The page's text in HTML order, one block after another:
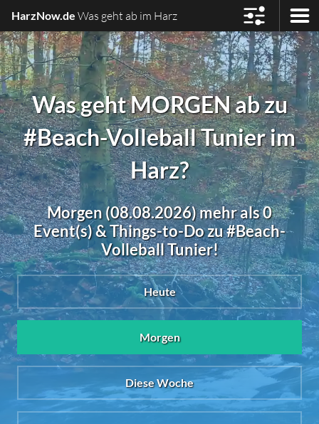
HarzNow.de Was geht ab im Harz
Was geht MORGEN ab zu
#Beach-Volleball Tunier im
Harz?
Morgen (08.08.2026) mehr als 0
Event(s) & Things-to-Do zu #Beach-
Volleball Tunier!
Heute
Morgen
Diese Woche